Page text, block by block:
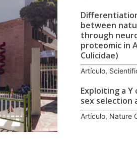
between
through
proteomic in
Culicidae)
Artículo,
Exploiting a Y
sex selection
Artículo, Nature